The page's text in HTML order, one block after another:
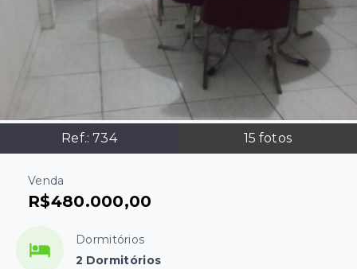
Ref.:734 15 fotos
Venda
R$480.000,00
Dormitórios
2 Dormitórios